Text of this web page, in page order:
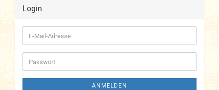
Login
E-
Mail-
Adresse
Passwort
ANMELDEN